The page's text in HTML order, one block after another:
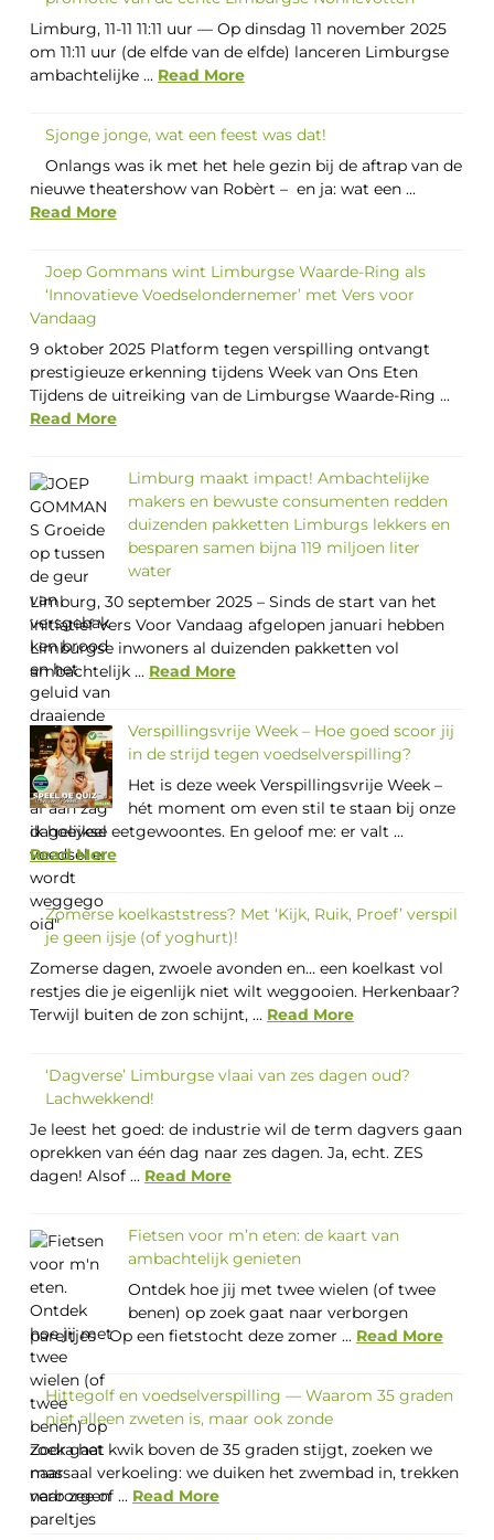
Limburg, 11-11 11:11 uur — Op dinsdag 11 november 2025
om 11:11 uur (de elfde van de elfde) lanceren Limburgse
ambachtelijke ... Read More
Sjonge jonge, wat een feest was dat!
Onlangs was ik met het hele gezin bij de aftrap van de
nieuwe theatershow van Robèrt – en ja: wat een ...
Read More
Joep Gommans wint Limburgse Waarde-Ring als
‘Innovatieve Voedselondernemer’ met Vers voor
Vandaag
9 oktober 2025 Platform tegen verspilling ontvangt
prestigieuze erkenning tijdens Week van Ons Eten
Tijdens de uitreiking van de Limburgse Waarde-Ring ...
Read More
Limburg maakt impact! Ambachtelijke
makers en bewuste consumenten redden
duizenden pakketten Limburgs lekkers en
besparen samen bijna 119 miljoen liter
water
Limburg, 30 september 2025 – Sinds de start van het
initiatief Vers Voor Vandaag afgelopen januari hebben
Limburgse inwoners al duizenden pakketten vol
ambachtelijk ... Read More
Verspillingsvrije Week – Hoe goed scoor jij
in de strijd tegen voedselverspilling?
Het is deze week Verspillingsvrije Week –
hét moment om even stil te staan bij onze
dagelijkse eetgewoontes. En geloof me: er valt ...
Read More
Zomerse koelkaststress? Met ‘Kijk, Ruik, Proef’ verspil
je geen ijsje (of yoghurt)!
Zomerse dagen, zwoele avonden en… een koelkast vol
restjes die je eigenlijk niet wilt weggooien. Herkenbaar?
Terwijl buiten de zon schijnt, ... Read More
‘Dagverse’ Limburgse vlaai van zes dagen oud?
Lachwekkend!
Je leest het goed: de industrie wil de term dagvers gaan
oprekken van één dag naar zes dagen. Ja, echt. ZES
dagen! Alsof ... Read More
Fietsen voor m’n eten: de kaart van
ambachtelijk genieten
Ontdek hoe jij met twee wielen (of twee
benen) op zoek gaat naar verborgen
pareltjes Op een fietstocht deze zomer ... Read More
Hittegolf en voedselverspilling — Waarom 35 graden
niet alleen zweten is, maar ook zonde
Zodra het kwik boven de 35 graden stijgt, zoeken we
massaal verkoeling: we duiken het zwembad in, trekken
naar zee of ... Read More